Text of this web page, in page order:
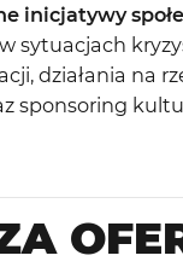
inicjatywy
sytuacjach
działania na
sponsoring